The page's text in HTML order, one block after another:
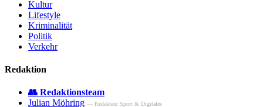
Kultur
Lifestyle
Kriminalität
Politik
Verkehr
Redaktion
👥 Redaktionsteam
Julian Möhring — Redakteur Sport & Digitales